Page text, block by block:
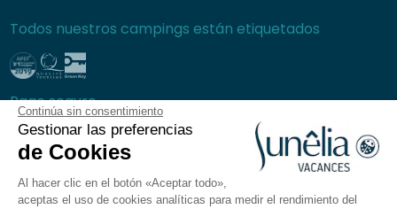
Continúa sin consentimiento
Gestionar las preferencias
de Cookies
Al hacer clic en el botón «Aceptar todo»,
aceptas el uso de cookies analíticas para medir el rendimiento del
Todos nuestros campings están etiquetados
Pago seguro
Preguntas frecuentes